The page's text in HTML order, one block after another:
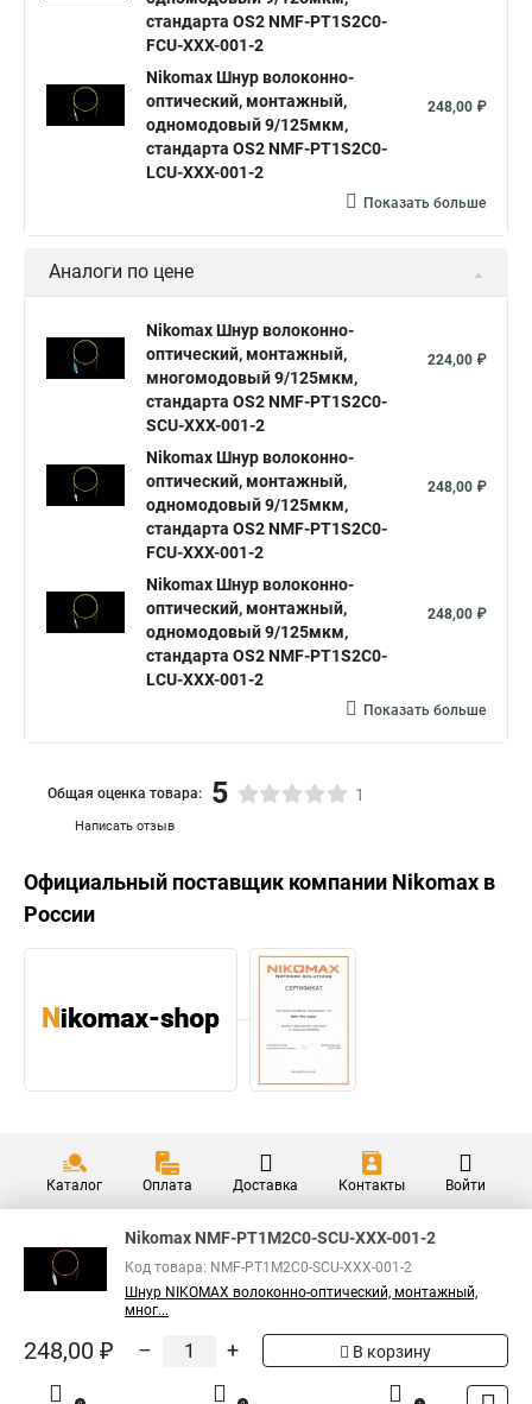
стандарта OS2 NMF-PT1S2C0-
FCU-XXX-001-2
Nikomax Шнур волоконно-
оптический, монтажный,
одномодовый 9/125мкм,
стандарта OS2 NMF-PT1S2C0-
LCU-XXX-001-2
248,00 ₽
Показать больше
Аналоги по цене
Nikomax Шнур волоконно-
оптический, монтажный,
многомодовый 9/125мкм,
стандарта OS2 NMF-PT1S2C0-
SCU-XXX-001-2
224,00 ₽
Nikomax Шнур волоконно-
оптический, монтажный,
одномодовый 9/125мкм,
стандарта OS2 NMF-PT1S2C0-
FCU-XXX-001-2
248,00 ₽
Nikomax Шнур волоконно-
оптический, монтажный,
одномодовый 9/125мкм,
стандарта OS2 NMF-PT1S2C0-
LCU-XXX-001-2
248,00 ₽
Показать больше
Написать отзыв
Общая оценка товара: 5 1
Официальный поставщик компании Nikomax в
России
Каталог Оплата Доставка Контакты Войти
Nikomax NMF-PT1M2C0-SCU-XXX-001-2
Код товара: NMF-PT1M2C0-SCU-XXX-001-2
Шнур NIKOMAX волоконно-оптический, монтажный,
мног...
248,00 ₽ – + В корзину